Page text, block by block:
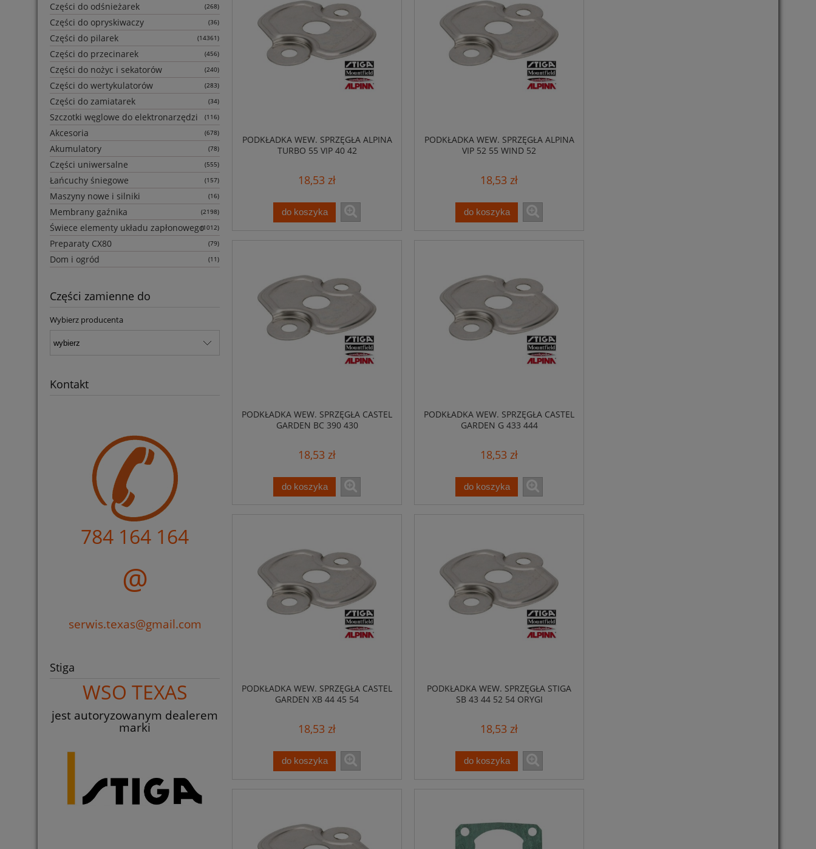
Części do odśnieżarek (268)
Części do opryskiwaczy (36)
Części do pilarek (14361)
Części do przecinarek (456)
Części do nożyc i sekatorów (240)
Części do wertykulatorów (283)
Części do zamiatarek (34)
Szczotki węglowe do elektronarzędzi (116)
Akcesoria (678)
Akumulatory (78)
Części uniwersalne (555)
Łańcuchy śniegowe (157)
Maszyny nowe i silniki (16)
Membrany gaźnika (2198)
Świece elementy układu zapłonowego(1012)
Preparaty CX80 (79)
Dom i ogród (11)
Części zamienne do
Wybierz producenta
Kontakt
784 164 164
@
serwis.texas@gmail.com
Stiga
WSO TEXAS
jest autoryzowanym dealerem
marki
PODKŁADKA WEW. SPRZĘGŁA ALPINA
TURBO 55 VIP 40 42
18,53 zł
do koszyka
PODKŁADKA WEW. SPRZĘGŁA ALPINA
VIP 52 55 WIND 52
18,53 zł
do koszyka
PODKŁADKA WEW. SPRZĘGŁA CASTEL
GARDEN BC 390 430
18,53 zł
do koszyka
PODKŁADKA WEW. SPRZĘGŁA CASTEL
GARDEN G 433 444
18,53 zł
do koszyka
PODKŁADKA WEW. SPRZĘGŁA CASTEL
GARDEN XB 44 45 54
18,53 zł
do koszyka
PODKŁADKA WEW. SPRZĘGŁA STIGA
SB 43 44 52 54 ORYGI
18,53 zł
do koszyka